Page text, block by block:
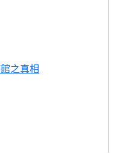
之真相